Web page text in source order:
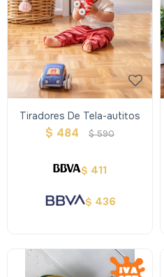
Tiradores De Tela-autitos
$ 484 $ 590
$ 411
$ 436